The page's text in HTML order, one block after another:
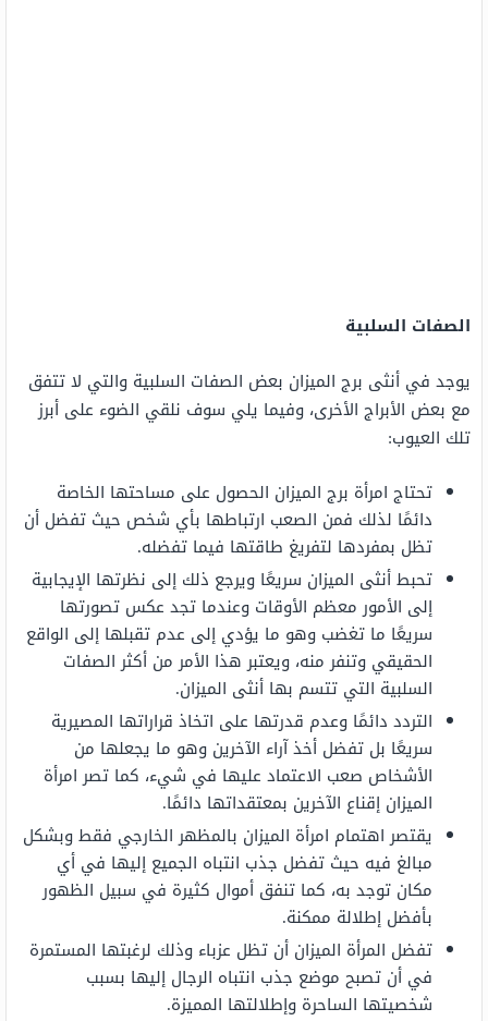
الصفات السلبية
يوجد في أنثى برج الميزان بعض الصفات السلبية والتي لا تتفق
مع بعض الأبراج الأخرى، وفيما يلي سوف نلقي الضوء على أبرز
تلك العيوب:
تحتاج امرأة برج الميزان الحصول على مساحتها الخاصة
دائمًا لذلك فمن الصعب ارتباطها بأي شخص حيث تفضل أن
تظل بمفردها لتفريغ طاقتها فيما تفضله.
تحبط أنثى الميزان سريعًا ويرجع ذلك إلى نظرتها الإيجابية
إلى الأمور معظم الأوقات وعندما تجد عكس تصورتها
سريعًا ما تغضب وهو ما يؤدي إلى عدم تقبلها إلى الواقع
الحقيقي وتنفر منه، ويعتبر هذا الأمر من أكثر الصفات
السلبية التي تتسم بها أنثى الميزان.
التردد دائمًا وعدم قدرتها على اتخاذ قراراتها المصيرية
سريعًا بل تفضل أخذ آراء الآخرين وهو ما يجعلها من
الأشخاص صعب الاعتماد عليها في شيء، كما تصر امرأة
الميزان إقناع الآخرين بمعتقداتها دائمًا.
يقتصر اهتمام امرأة الميزان بالمظهر الخارجي فقط وبشكل
مبالغ فيه حيث تفضل جذب انتباه الجميع إليها في أي
مكان توجد به، كما تنفق أموال كثيرة في سبيل الظهور
بأفضل إطلالة ممكنة.
تفضل المرأة الميزان أن تظل عزباء وذلك لرغبتها المستمرة
في أن تصبح موضع جذب انتباه الرجال إليها بسبب
شخصيتها الساحرة وإطلالتها المميزة.